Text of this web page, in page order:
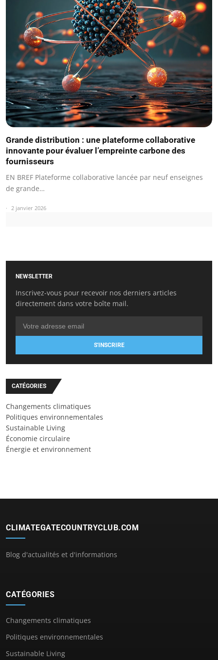
Grande distribution : une plateforme collaborative
innovante pour évaluer l’empreinte carbone des
fournisseurs
EN BREF Plateforme collaborative lancée par neuf enseignes
de grande…
2 janvier 2026
NEWSLETTER
Inscrivez-vous pour recevoir nos derniers articles
directement dans votre boîte mail.
S'INSCRIRE
CATÉGORIES
Changements climatiques
Politiques environnementales
Sustainable Living
Économie circulaire
Énergie et environnement
CLIMATEGATECOUNTRYCLUB.COM
Blog d'actualités et d'informations
CATÉGORIES
Changements climatiques
Politiques environnementales
Sustainable Living